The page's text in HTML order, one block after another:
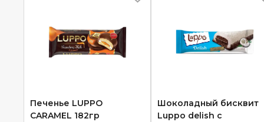
Печенье LUPPO
CARAMEL 182гр
Шоколадный бисквит
Luppo delish с